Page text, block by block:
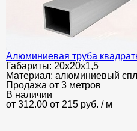
Алюминиевая труба
Габариты: 20х20х1,5
Материал: алюминиевый
Продажа от 3 метров
В наличии
от 312.00 от 215 руб. / м